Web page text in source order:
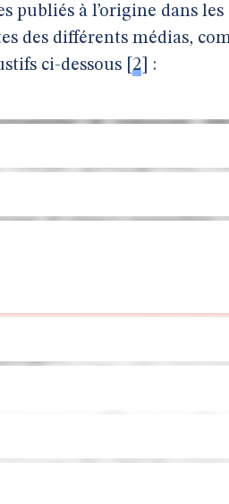
publiés à l’origine dans
des différents médias,
ci-dessous 2 :